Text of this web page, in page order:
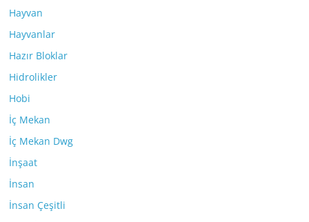
Hayvan
Hayvanlar
Hazır Bloklar
Hidrolikler
Hobi
İç Mekan
İç Mekan Dwg
İnşaat
İnsan
İnsan Çeşitli